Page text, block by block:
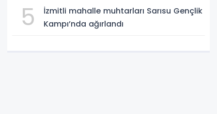
5
İzmitli mahalle muhtarları Sarısu Gençlik
Kampı’nda ağırlandı